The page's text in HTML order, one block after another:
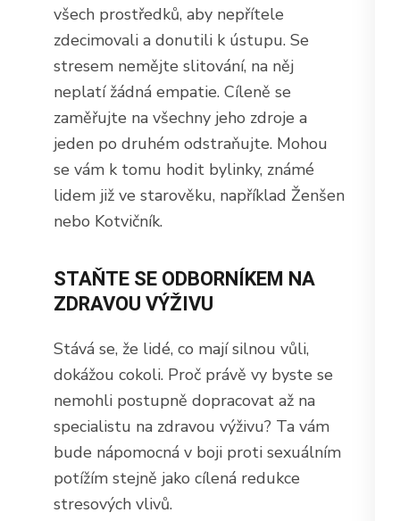
všech prostředků, aby nepřítele
zdecimovali a donutili k ústupu. Se
stresem nemějte slitování, na něj
neplatí žádná empatie. Cíleně se
zaměřujte na všechny jeho zdroje a
jeden po druhém odstraňujte. Mohou
se vám k tomu hodit bylinky, známé
lidem již ve starověku, například Ženšen
nebo Kotvičník.
STAŇTE SE ODBORNÍKEM NA
ZDRAVOU VÝŽIVU
Stává se, že lidé, co mají silnou vůli,
dokážou cokoli. Proč právě vy byste se
nemohli postupně dopracovat až na
specialistu na zdravou výživu? Ta vám
bude nápomocná v boji proti sexuálním
potížím stejně jako cílená redukce
stresových vlivů.